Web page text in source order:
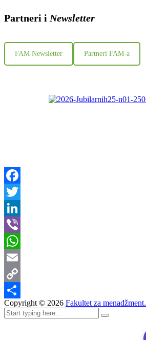
Partneri i Newsletter
FAM Newsletter Partneri FAM-a
Facebook
Twitter
LinkedIn
Viber
WhatsApp
Email
Copy
Link
Share
Copyright © 2026 Fakultet za menadžment.